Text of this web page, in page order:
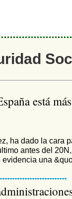
está
ha dado la cara
antes del
una